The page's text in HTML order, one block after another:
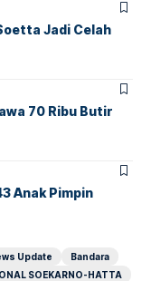
Jadi Celah
70 Ribu Butir
Anak Pimpin
Update
Bandara
SOEKARNO-HATTA